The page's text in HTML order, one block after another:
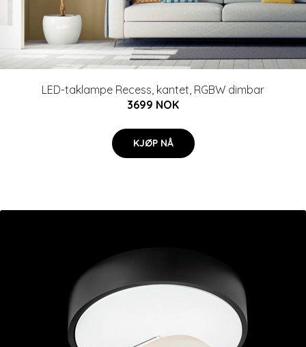
LED-taklampe Recess, kantet, RGBW dimbar
3699 NOK
KJØP NÅ